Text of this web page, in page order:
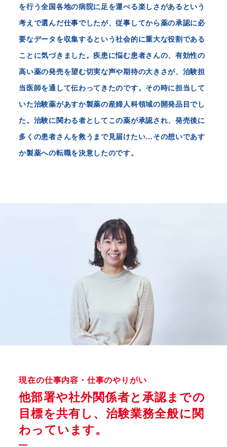
を行う全国各地の病院に足を運べる楽しさがあるという
考えで選んだ仕事でしたが、従事してから薬の承認に必
要なデータを収集するという社会的に重大な役割である
ことに気づきました。疾患に悩む患者さんの、有効性の
高い薬の発売を望む切実な声や期待の大きさが、治験担
当医師を通して伝わってきたのです。その時に担当して
いた治験薬があすか製薬の産婦人科領域の開発品目でし
た。治験に関わる者としてこの薬が承認され、発売後に
多くの患者さんを救うまで見届けたい…その想いであす
か製薬への転職を決意したのです。
現在の仕事内容・仕事のやりがい
他部署や社外関係者と承認までの
目標を共有し、 治験業務全般に関
わっています。